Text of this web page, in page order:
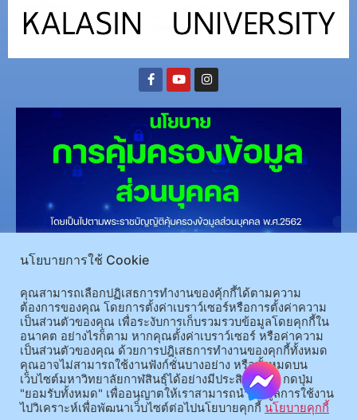
(อ.นามน)13 หมู่ 14 ต.สงเปลือย อ.นามน จ.กาฬสินธุ์ 46230
(อ.เมือง)62/1 ถ.เกษตรสมบูรณ์ ต.กาฬสินธุ์ อ.เมือง จ.กาฬสินธุ์ 46000โทรศัพท์ 043-811128 08-
64584360 โทรสาร 043-813070
© 2025 All rights Reserved.
นโยบายการใช้ Cookie
คุณสามารถเลือกปฏิเสธการทำงานของคุ้กกี้ได้ตามความ
ต้องการของคุณ โดยการตั้งค่าเบราว์เซอร์หรือการตั้งค่าความ
เป็นส่วนตัวของคุณ เพื่อระงับการเก็บรวมรวบข้อมูลโดยคุกกี้ใน
อนาคต อย่างไรก็ตาม หากคุณตั้งค่าเบราว์เซอร์ หรือค่าความ
เป็นส่วนตัวของคุณ ด้วยการปฎิเสธการทำงานของคุกกี้ทั้งหมด
คุณอาจไม่สามารถใช้งานฟังก์ชั่นบางอย่าง หรือทั้งหมดบน
เว็บไซต์มหาวิทยาลัยกาฬสินธุ์ได้อย่างมีประสิทธิภาพ กดปุ่ม
"ยอมรับทั้งหมด" เพื่ออนุญาตให้เราสามารถนำข้อมูลการใช้งาน
ไปวิเคราะห์เพื่อพัฒนาเว็บไซต์ต่อไปนโยบายคุกกี้ นโยบายคุกกี้